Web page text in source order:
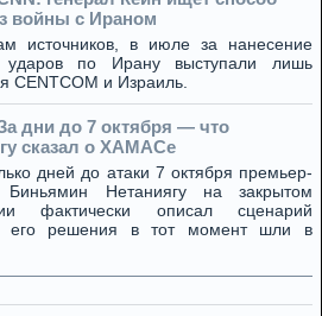
войны с Ираном
источников, в июле за нанесение
по Ирану выступали лишь
CENTCOM и Израиль.
дни до 7 октября — что
сказал о ХАМАСе
дней до атаки 7 октября премьер-
Биньямин Нетаниягу на закрытом
фактически описал сценарий
его решения в тот момент шли в